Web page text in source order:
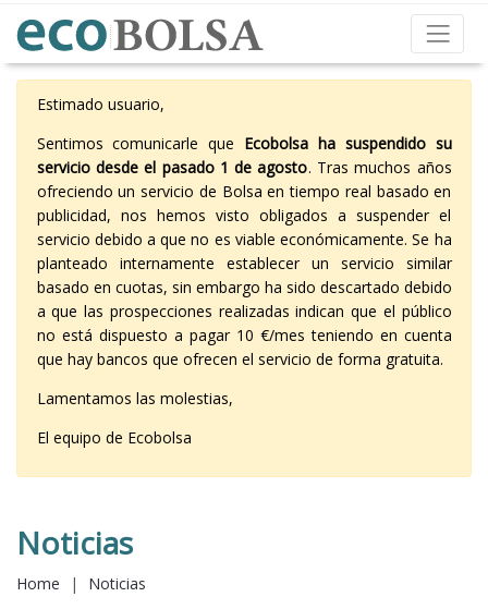
Estimado usuario,
Sentimos comunicarle que Ecobolsa ha suspendido su
servicio desde el pasado 1 de agosto. Tras muchos años
ofreciendo un servicio de Bolsa en tiempo real basado en
publicidad, nos hemos visto obligados a suspender el
servicio debido a que no es viable económicamente. Se ha
planteado internamente establecer un servicio similar
basado en cuotas, sin embargo ha sido descartado debido
a que las prospecciones realizadas indican que el público
no está dispuesto a pagar 10 €/mes teniendo en cuenta
que hay bancos que ofrecen el servicio de forma gratuita.
Lamentamos las molestias,
El equipo de Ecobolsa
Noticias
Home | Noticias